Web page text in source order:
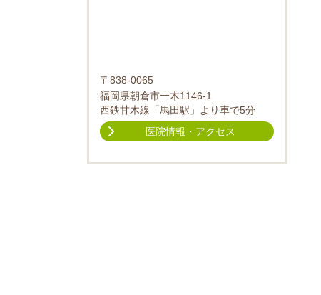
〒838-0065
福岡県朝倉市一木1146-1
西鉄甘木線「馬田駅」より車で5分
医院情報・アクセス